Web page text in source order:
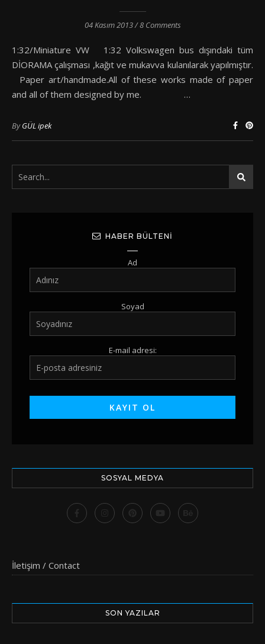
04 Kasım 2013/8 Comments
1:32/Miniature VW 1:32 Volkswagen bus dışındaki tüm
DİORAMA çalışması ,kağıt ve mukavva kulanılarak yapılmıştır.
Paper art/handmade.All of these works made of paper
and all of them designed by me. …
ByGÜL ipek
HABER BÜLTENI
Ad
Soyad
E-mail adresi:
SOSYAL MEDYA
İletişim / Contact
SON YAZILAR